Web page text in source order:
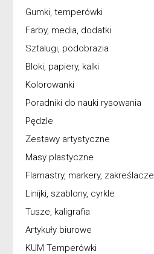
Gumki, temperówki
Farby, media, dodatki
Sztalugi, podobrazia
Bloki, papiery, kalki
Kolorowanki
Poradniki do nauki rysowania
Pędzle
Zestawy artystyczne
Masy plastyczne
Flamastry, markery, zakreślacze
Linijki, szablony, cyrkle
Tusze, kaligrafia
Artykuły biurowe
KUM Temperówki